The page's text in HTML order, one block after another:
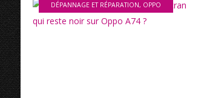
DÉPANNAGE ET RÉPARATION, OPPO